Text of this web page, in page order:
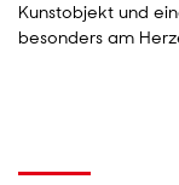
Kunstobjekt und
besonders am